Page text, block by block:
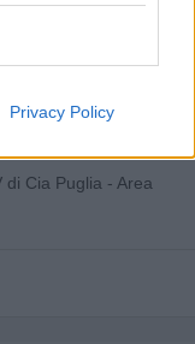
Privacy Policy
- Area Due
Cia Puglia - Area